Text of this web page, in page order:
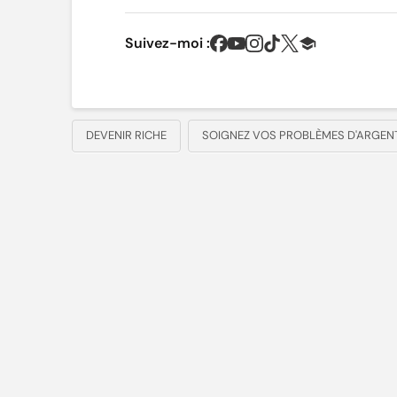
Suivez-moi :
DEVENIR RICHE SOIGNEZ VOS PROBLÈMES